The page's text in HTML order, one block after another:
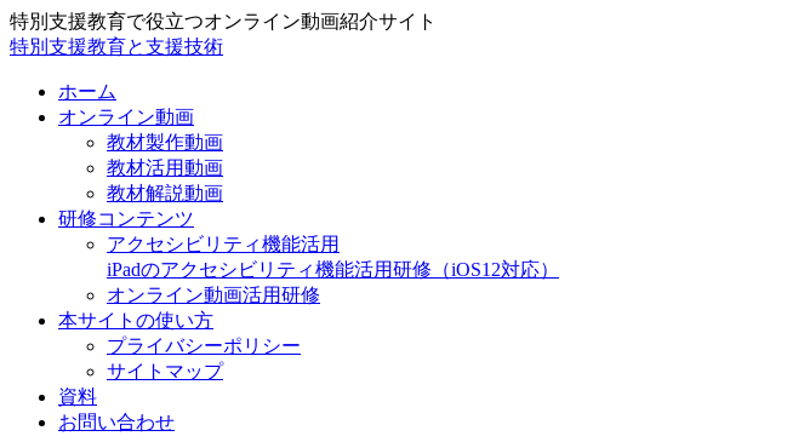
特別支援教育で役立つオンライン動画紹介サイト
特別支援教育と支援技術
ホーム
オンライン動画
教材製作動画
教材活用動画
教材解説動画
研修コンテンツ
アクセシビリティ機能活用
iPadのアクセシビリティ機能活用研修（iOS12対応）
オンライン動画活用研修
本サイトの使い方
プライバシーポリシー
サイトマップ
資料
お問い合わせ